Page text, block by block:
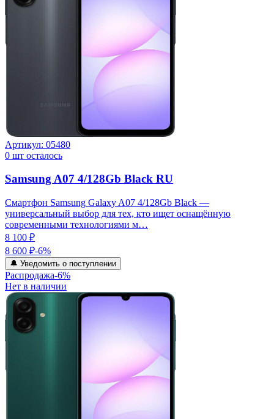
Артикул: 05480
0 шт осталось
Samsung A07 4/128Gb Black RU
Смартфон Samsung Galaxy A07 4/128Gb Black —
универсальный выбор для тех, кто ищет оснащённую
современными технологиями м…
8 100 ₽
8 600 ₽-6%
🔔 Уведомить о поступлении
Распродажа-6%
Нет в наличии